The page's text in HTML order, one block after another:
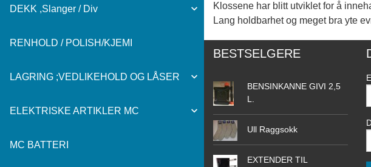
DEKK ,Slanger / Div
RENHOLD / POLISH/KJEMI
LAGRING ;VEDLIKEHOLD OG LÅSER
ELEKTRISKE ARTIKLER MC
MC BATTERI
Klossene har blitt utviklet for å
Lang holdbarhet og meget bra yte
BESTSELGERE
BENSINKANNE GIVI 2,5
L.
Ull Raggsokk
EXTENDER TIL